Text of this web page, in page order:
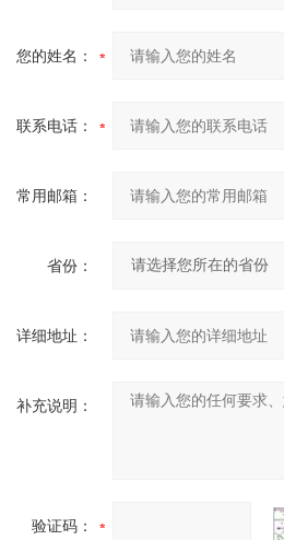
您的姓名：
联系电话：
常用邮箱：
省份：
详细地址：
补充说明：
验证码：